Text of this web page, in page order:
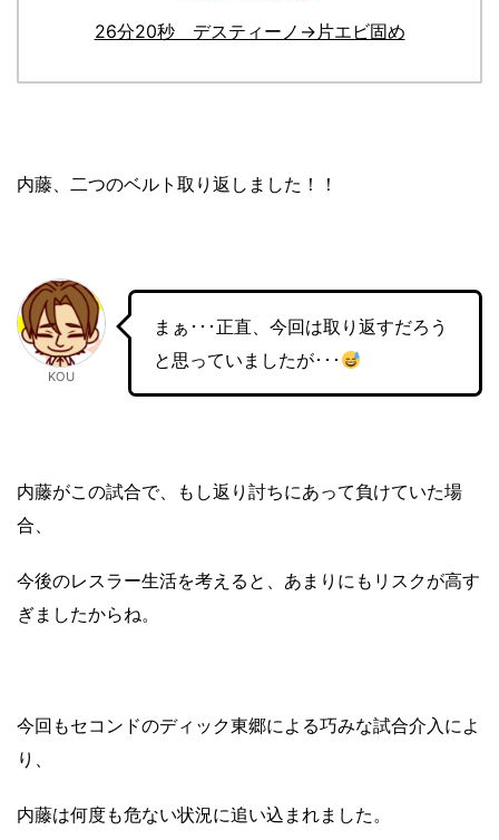
26分20秒 デスティーノ→片エビ固め
内藤、二つのベルト取り返しました！！
KOU
まぁ･･･正直、今回は取り返すだろう
と思っていましたが･･･
内藤がこの試合で、もし返り討ちにあって負けていた場
合、
今後のレスラー生活を考えると、あまりにもリスクが高す
ぎましたからね。
今回もセコンドのディック東郷による巧みな試合介入によ
り、
内藤は何度も危ない状況に追い込まれました。